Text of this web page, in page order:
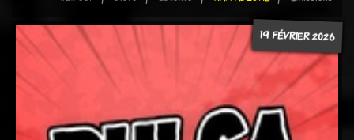
19 FÉVRIER 2026